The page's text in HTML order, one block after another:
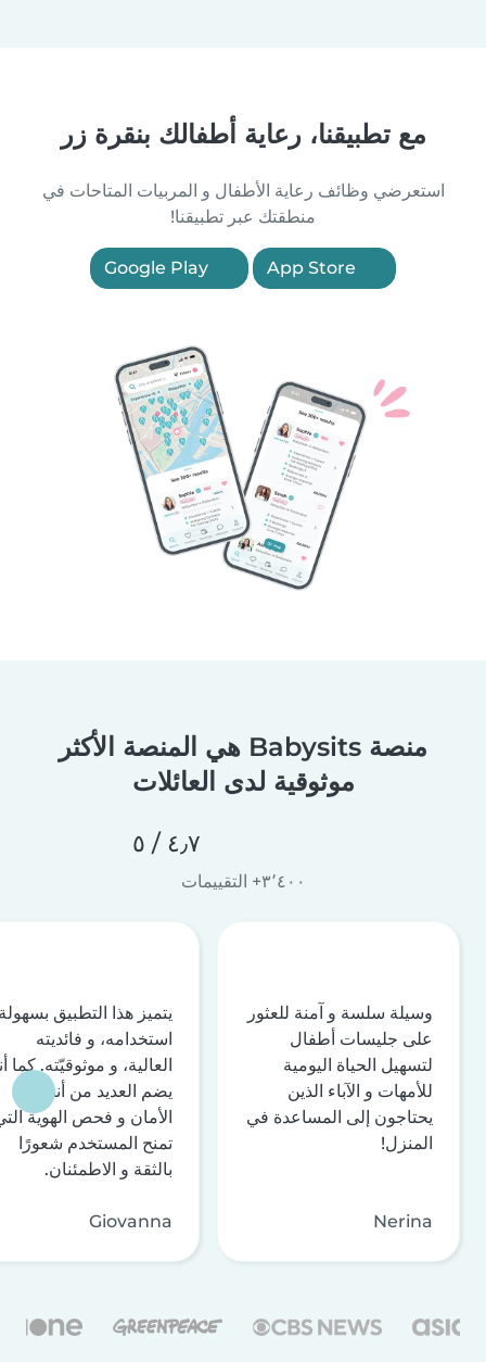
مع تطبيقنا، رعاية أطفالك بنقرة زر
استعرضي وظائف رعاية الأطفال و المربيات المتاحات في
منطقتك عبر تطبيقنا!
منصة Babysits هي المنصة الأكثر
موثوقية لدى العائلات
٤٫٧ / ٥
٣٬٤٠٠+ التقييمات
وسيلة سلسة و آمنة للعثور
على جليسات أطفال
لتسهيل الحياة اليومية
للأمهات و الآباء الذين
يحتاجون إلى المساعدة في
المنزل!
Nerina
يتميز هذا التطبيق
استخدامه، و فائديته
العالية، و موثوقيّته. كما
يضم العديد من أنظمة
الأمان و فحص الهوية
تمنح المستخدم شعورًا
بالثقة و الاطمئنان.
Giovanna